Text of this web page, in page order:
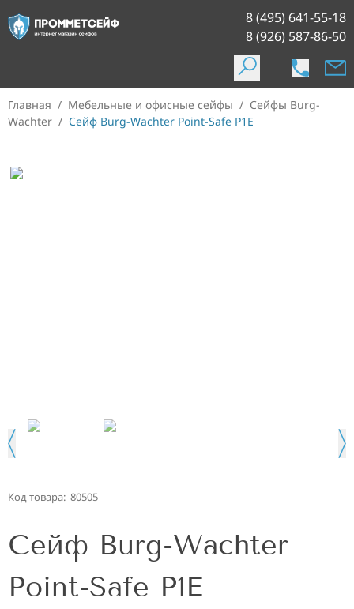
8 (495) 641-55-18
8 (926) 587-86-50
Главная / Мебельные и офисные сейфы / Сейфы Burg-
Wachter / Сейф Burg-Wachter Point-Safe P1E
Код товара: 80505
Сейф Burg-Wachter
Point-Safe P1E